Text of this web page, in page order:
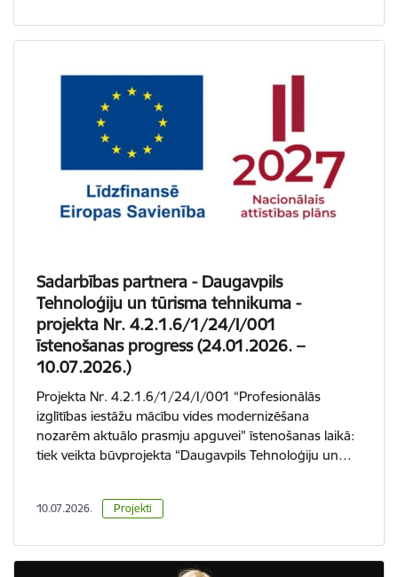
Sadarbības partnera - Daugavpils
Tehnoloģiju un tūrisma tehnikuma -
projekta Nr. 4.2.1.6/1/24/I/001
īstenošanas progress (24.01.2026. –
10.07.2026.)
Projekta Nr. 4.2.1.6/1/24/I/001 “Profesionālās
izglītības iestāžu mācību vides modernizēšana
nozarēm aktuālo prasmju apguvei” īstenošanas laikā:
tiek veikta būvprojekta “Daugavpils Tehnoloģiju un…
10.07.2026. Projekti